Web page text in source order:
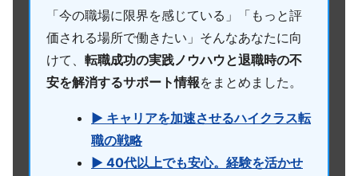
「今の職場に限界を感じている」「もっと評
価される場所で働きたい」そんなあなたに向
けて、 転職成功の実践ノウハウと退職時の不
安を解消するサポート情報をまとめました。
▶ キャリアを加速させるハイクラス転
職の戦略
▶ 40代以上でも安心。経験を活かせ